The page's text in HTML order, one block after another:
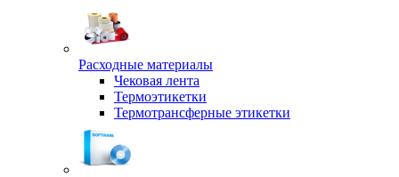
Расходные материалы
Чековая лента
Термоэтикетки
Термотрансферные этикетки